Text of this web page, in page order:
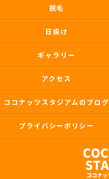
脱毛
日焼け
ギャラリー
アクセス
ココナッツスタジアムのブログ
プライバシーポリシー